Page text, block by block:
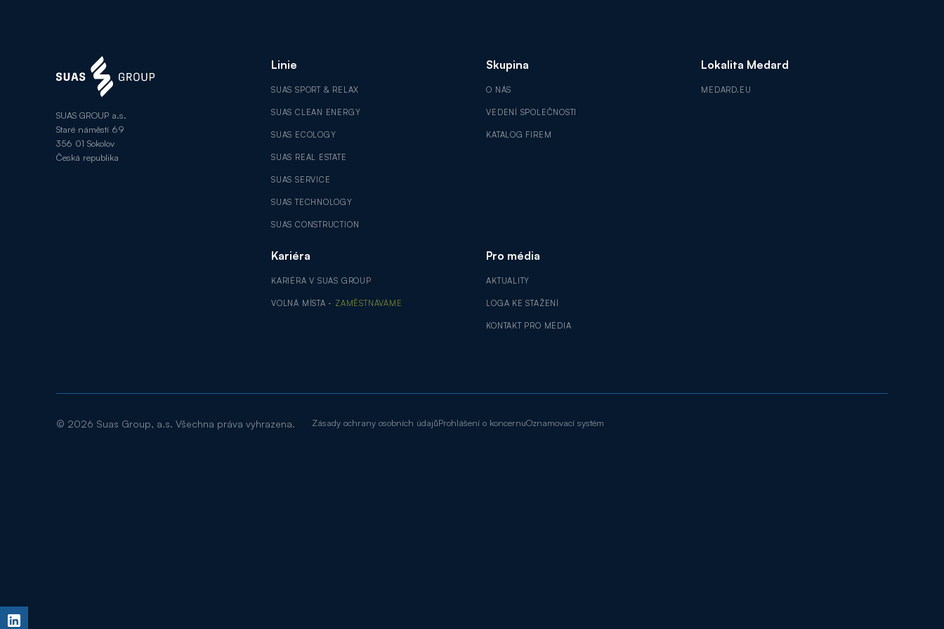
SUAS GROUP a.s.
Staré náměstí 69
356 01 Sokolov
Česká republika
Linie
SUAS SPORT & RELAX
SUAS CLEAN ENERGY
SUAS ECOLOGY
SUAS REAL ESTATE
SUAS SERVICE
SUAS TECHNOLOGY
SUAS CONSTRUCTION
Skupina
O NÁS
VEDENÍ SPOLEČNOSTI
KATALOG FIREM
Lokalita Medard
MEDARD.EU
Kariéra
KARIÉRA V SUAS GROUP
VOLNÁ MÍSTA - ZAMĚSTNÁVÁME
Pro média
AKTUALITY
LOGA KE STAŽENÍ
KONTAKT PRO MÉDIA
© 2026 Suas Group, a.s. Všechna práva vyhrazena. Zásady ochrany osobních údajůProhlášení o koncernuOznamovací systém